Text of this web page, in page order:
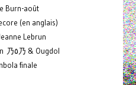
Burn-août
(en anglais)
Lebrun
16h30 : Diffusion 乃٥乃 & Ougdol
finale